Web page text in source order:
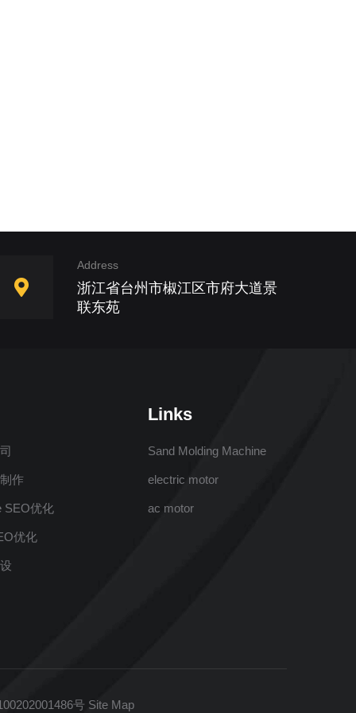
Address
浙江省台州市椒江区市府大道景
联东苑
作
SEO优化
优化
Links
Sand Molding Machine
electric motor
ac motor
号 Site Map